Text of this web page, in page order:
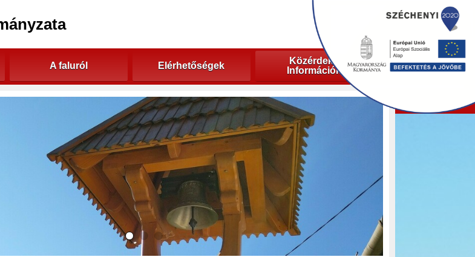
A faluról Elérhetőségek
Közérdekű
Információk